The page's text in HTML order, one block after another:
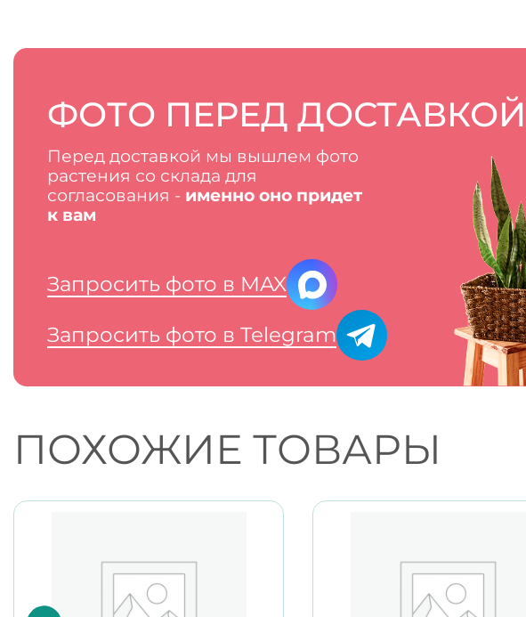
ФОТО ПЕРЕД ДОСТАВКОЙ
Перед доставкой мы вышлем фото
растения со склада для
согласования - именно оно придет
к вам
Запросить фото в MAX
Запросить фото в Telegram
ПОХОЖИЕ ТОВАРЫ